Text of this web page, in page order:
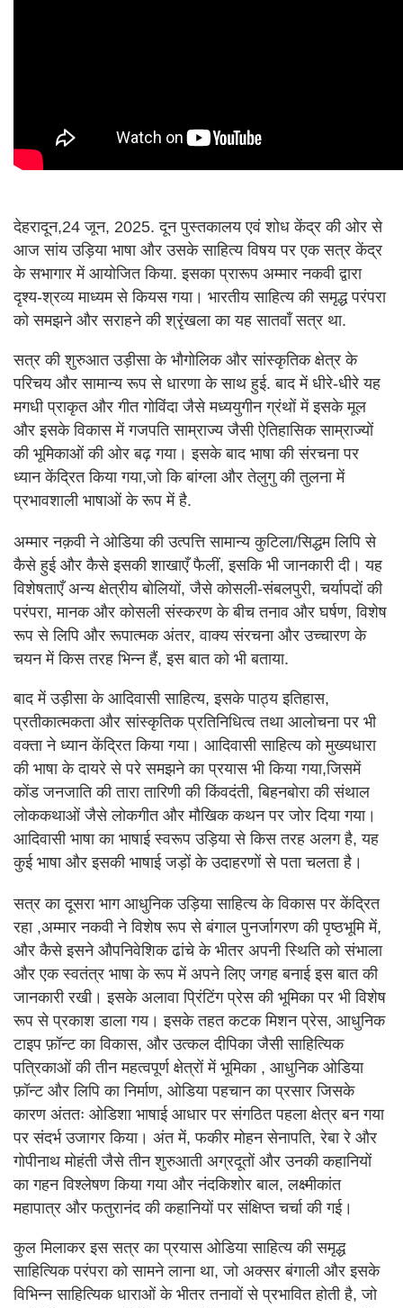
देहरादून,24 जून, 2025. दून पुस्तकालय एवं शोध केंद्र की ओर से
आज सांय उड़िया भाषा और उसके साहित्य विषय पर एक सत्र केंद्र
के सभागार में आयोजित किया. इसका प्रारूप अम्मार नकवी द्वारा
दृश्य-श्रव्य माध्यम से कियस गया। भारतीय साहित्य की समृद्ध परंपरा
को समझने और सराहने की श्रृंखला का यह सातवाँ सत्र था.
सत्र की शुरुआत उड़ीसा के भौगोलिक और सांस्कृतिक क्षेत्र के
परिचय और सामान्य रूप से धारणा के साथ हुई. बाद में धीरे-धीरे यह
मगधी प्राकृत और गीत गोविंदा जैसे मध्ययुगीन ग्रंथों में इसके मूल
और इसके विकास में गजपति साम्राज्य जैसी ऐतिहासिक साम्राज्यों
की भूमिकाओं की ओर बढ़ गया। इसके बाद भाषा की संरचना पर
ध्यान केंद्रित किया गया,जो कि बांग्ला और तेलुगु की तुलना में
प्रभावशाली भाषाओं के रूप में है.
अम्मार नक़वी ने ओडिया की उत्पत्ति सामान्य कुटिला/सिद्धम लिपि से
कैसे हुई और कैसे इसकी शाखाएँ फैलीं, इसकि भी जानकारी दी। यह
विशेषताएँ अन्य क्षेत्रीय बोलियों, जैसे कोसली-संबलपुरी, चर्यापदों की
परंपरा, मानक और कोसली संस्करण के बीच तनाव और घर्षण, विशेष
रूप से लिपि और रूपात्मक अंतर, वाक्य संरचना और उच्चारण के
चयन में किस तरह भिन्न हैं, इस बात को भी बताया.
बाद में उड़ीसा के आदिवासी साहित्य, इसके पाठ्य इतिहास,
प्रतीकात्मकता और सांस्कृतिक प्रतिनिधित्व तथा आलोचना पर भी
वक्ता ने ध्यान केंद्रित किया गया। आदिवासी साहित्य को मुख्यधारा
की भाषा के दायरे से परे समझने का प्रयास भी किया गया,जिसमें
कोंड जनजाति की तारा तारिणी की किंवदंती, बिहनबोरा की संथाल
लोककथाओं जैसे लोकगीत और मौखिक कथन पर जोर दिया गया।
आदिवासी भाषा का भाषाई स्वरूप उड़िया से किस तरह अलग है, यह
कुई भाषा और इसकी भाषाई जड़ों के उदाहरणों से पता चलता है।
सत्र का दूसरा भाग आधुनिक उड़िया साहित्य के विकास पर केंद्रित
रहा ,अम्मार नकवी ने विशेष रूप से बंगाल पुनर्जागरण की पृष्ठभूमि में,
और कैसे इसने औपनिवेशिक ढांचे के भीतर अपनी स्थिति को संभाला
और एक स्वतंत्र भाषा के रूप में अपने लिए जगह बनाई इस बात की
जानकारी रखी। इसके अलावा प्रिंटिंग प्रेस की भूमिका पर भी विशेष
रूप से प्रकाश डाला गय। इसके तहत कटक मिशन प्रेस, आधुनिक
टाइप फ़ॉन्ट का विकास, और उत्कल दीपिका जैसी साहित्यिक
पत्रिकाओं की तीन महत्वपूर्ण क्षेत्रों में भूमिका , आधुनिक ओडिया
फ़ॉन्ट और लिपि का निर्माण, ओडिया पहचान का प्रसार जिसके
कारण अंततः ओडिशा भाषाई आधार पर संगठित पहला क्षेत्र बन गया
पर संदर्भ उजागर किया। अंत में, फकीर मोहन सेनापति, रेबा रे और
गोपीनाथ मोहंती जैसे तीन शुरुआती अग्रदूतों और उनकी कहानियों
का गहन विश्लेषण किया गया और नंदकिशोर बाल, लक्ष्मीकांत
महापात्र और फतुरानंद की कहानियों पर संक्षिप्त चर्चा की गई।
कुल मिलाकर इस सत्र का प्रयास ओडिया साहित्य की समृद्ध
साहित्यिक परंपरा को सामने लाना था, जो अक्सर बंगाली और इसके
विभिन्न साहित्यिक धाराओं के भीतर तनावों से प्रभावित होती है, जो